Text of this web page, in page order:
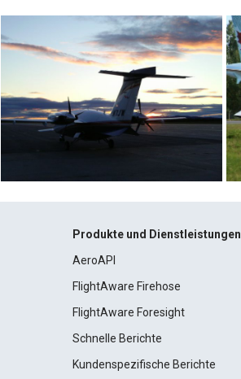
Produkte und Dienstleistungen
AeroAPI
FlightAware Firehose
FlightAware Foresight
Schnelle Berichte
Kundenspezifische Berichte